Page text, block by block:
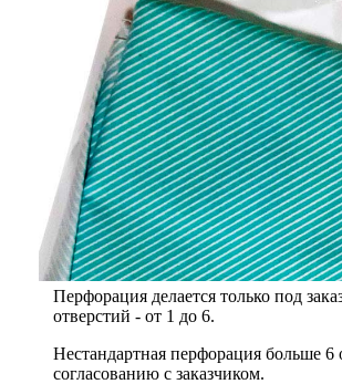
Перфорация делается только под
отверстий - от 1 до 6.
Нестандартная перфорация больше 6
согласованию с заказчиком.